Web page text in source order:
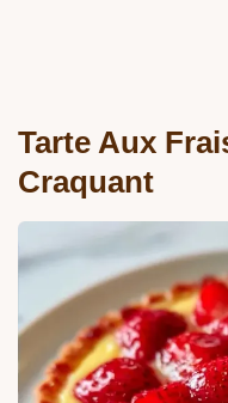
Tarte Aux
Craquant